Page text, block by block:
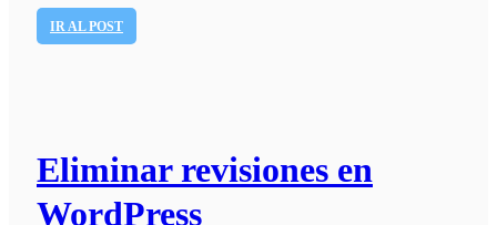
IR AL POST
Eliminar revisiones en
WordPress